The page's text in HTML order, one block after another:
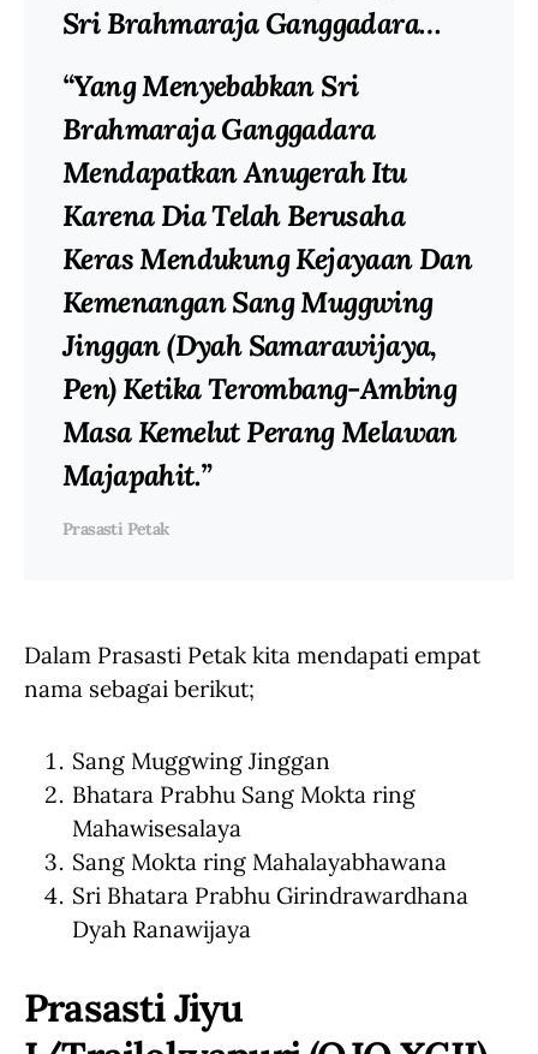
Sri Brahmaraja Ganggadara…
“Yang Menyebabkan Sri
Brahmaraja Ganggadara
Mendapatkan Anugerah Itu
Karena Dia Telah Berusaha
Keras Mendukung Kejayaan Dan
Kemenangan Sang Muggwing
Jinggan (Dyah Samarawijaya,
Pen) Ketika Terombang-Ambing
Masa Kemelut Perang Melawan
Majapahit.”
Prasasti Petak
Dalam Prasasti Petak kita mendapati empat
nama sebagai berikut;
Sang Muggwing Jinggan
Bhatara Prabhu Sang Mokta ring
Mahawisesalaya
Sang Mokta ring Mahalayabhawana
Sri Bhatara Prabhu Girindrawardhana
Dyah Ranawijaya
Prasasti Jiyu